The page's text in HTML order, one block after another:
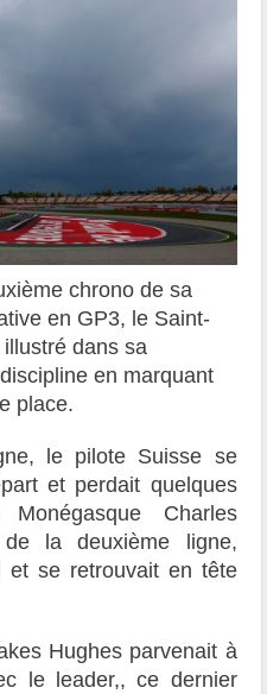
chrono de sa
en GP3, le Saint-
illustré dans sa
en marquant
place.
le pilote Suisse se
et perdait quelques
Charles
de la deuxième ligne,
et se retrouvait en tête
Hughes parvenait à
le leader,, ce dernier